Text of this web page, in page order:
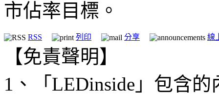
市佔率目標。
RSS 列印 分享 線
【免責聲明】
1、「LEDinside」包含